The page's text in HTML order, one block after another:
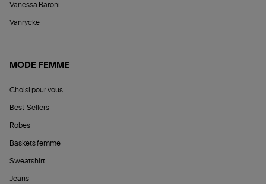
Vanessa Baroni
Vanrycke
MODE FEMME
Choisi pour vous
Best-Sellers
Robes
Baskets femme
Sweatshirt
Jeans